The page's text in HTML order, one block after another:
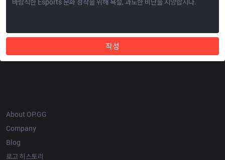
작성
About OP.GG
Company
Blog
로고 히스토리